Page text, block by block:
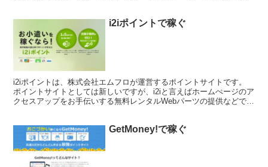
i2iポイントで稼ぐ
i2iポイントは、株式会社エムフロが運営するポイントサイトです。
ポイントサイトとしては新しいですが、i2iと言えばホームぺージのア
クセスアップをお手伝いする無料レンタルWebパーツの提供などでお
GetMoney!で稼ぐ